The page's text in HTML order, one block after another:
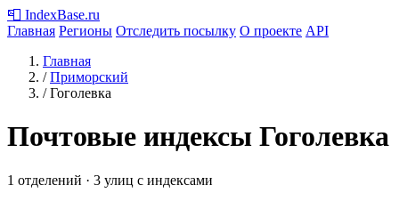
📮 IndexBase.ru
Главная Регионы Отследить посылку О проекте API
Главная
/ Приморский
/ Гоголевка
Почтовые индексы Гоголевка
1 отделений · 3 улиц с индексами